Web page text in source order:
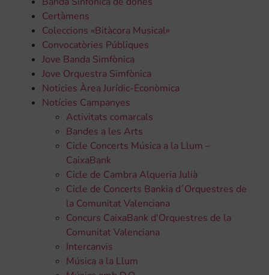
Certàmens
Coleccions «Bitàcora Musical»
Convocatòries Públiques
Jove Banda Simfònica
Jove Orquestra Simfònica
Noticies Àrea Jurídic-Econòmica
Notícies Campanyes
Activitats comarcals
Bandes a les Arts
Cicle Concerts Música a la Llum –
CaixaBank
Cicle de Cambra Alqueria Julià
Cicle de Concerts Bankia d´Orquestres de
la Comunitat Valenciana
Concurs CaixaBank d'Orquestres de la
Comunitat Valenciana
Intercanvis
Música a la Llum